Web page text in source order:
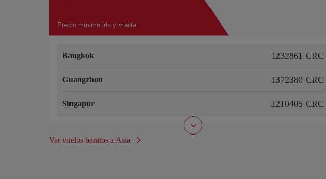
Precio mínimo ida y vuelta
Bangkok 1232861 CRC
Guangzhou 1372380 CRC
Singapur 1210405 CRC
Ver vuelos baratos a Asia